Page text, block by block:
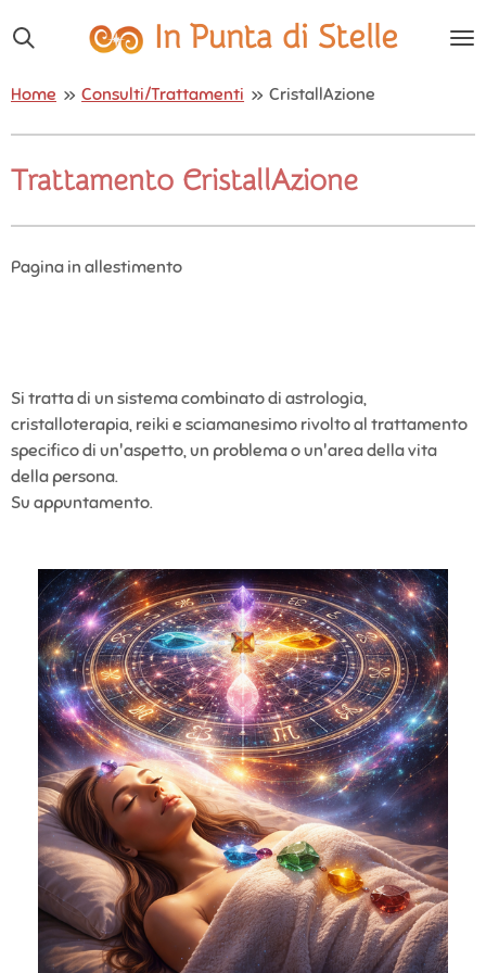
Vai
al
principale
In Punta di Stelle
Home » Consulti/Trattamenti » CristallAzione
Trattamento CristallAzione
Pagina in allestimento
Si tratta di un sistema combinato di astrologia,
cristalloterapia, reiki e sciamanesimo rivolto al trattamento
specifico di un'aspetto, un problema o un'area della vita
della persona.
Su appuntamento.